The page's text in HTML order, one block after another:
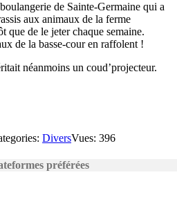
de Sainte-Germaine qui a
aux animaux de la ferme
que de le jeter chaque semaine.
de la basse-cour en raffolent !
néanmoins un coud’projecteur.
DiversVues: 396
préférées